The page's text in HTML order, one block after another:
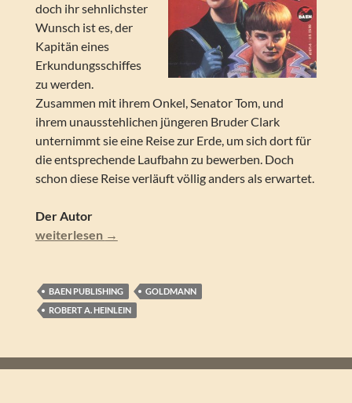
doch ihr sehnlichster
Wunsch ist es, der
Kapitän eines
Erkundungsschiffes
zu werden.
Zusammen mit ihrem Onkel, Senator Tom, und
ihrem unausstehlichen jüngeren Bruder Clark
unternimmt sie eine Reise zur Erde, um sich dort für
die entsprechende Laufbahn zu bewerben. Doch
schon diese Reise verläuft völlig anders als erwartet.
Der Autor
Robert A. Heinlein – Podkayne of Mars: Her Life and
weiterlesen →
BAEN PUBLISHING
GOLDMANN
ROBERT A. HEINLEIN